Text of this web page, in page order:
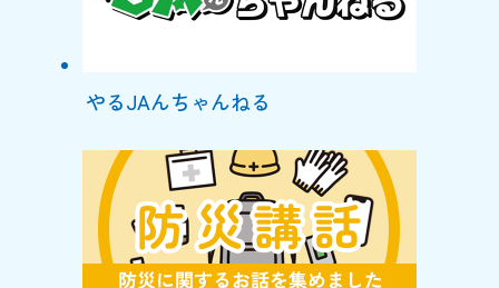
やるJAんちゃんねる